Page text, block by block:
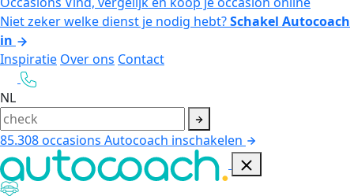
Niet zeker welke dienst je nodig hebt?Schakel Autocoach
in
Inspiratie Over ons Contact
NL
85.308occasions Autocoach inschakelen